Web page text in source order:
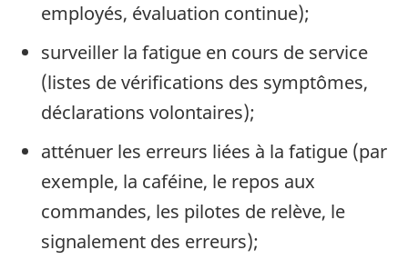
employés, évaluation continue);
surveiller la fatigue en cours de service
(listes de vérifications des symptômes,
déclarations volontaires);
atténuer les erreurs liées à la fatigue (par
exemple, la caféine, le repos aux
commandes, les pilotes de relève, le
signalement des erreurs);